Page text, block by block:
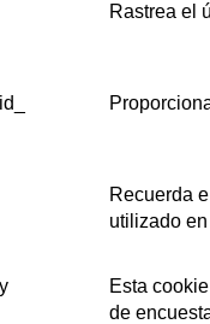
Rastrea el
Recuerda
utilizado
Esta
de